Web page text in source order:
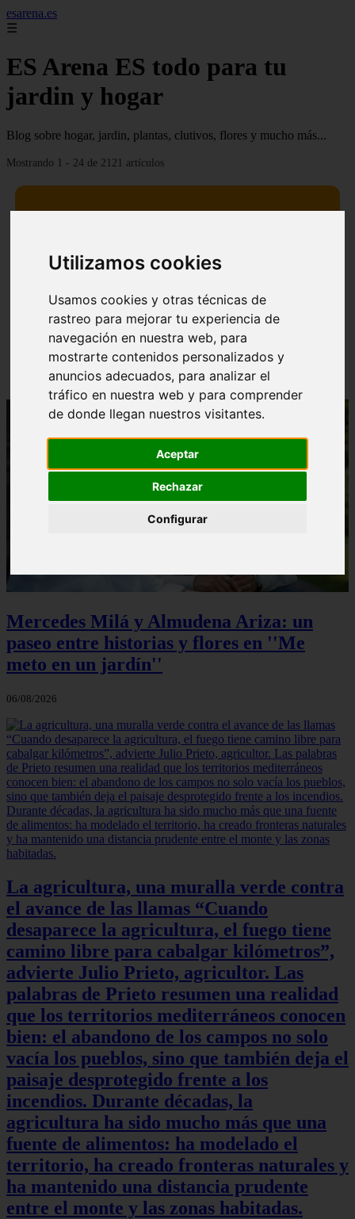
Utilizamos cookies
Usamos cookies y otras técnicas de
rastreo para mejorar tu experiencia de
navegación en nuestra web, para
mostrarte contenidos personalizados y
anuncios adecuados, para analizar el
tráfico en nuestra web y para comprender
de donde llegan nuestros visitantes.
Aceptar
Rechazar
Configurar
esarena.es
☰
ES Arena ES todo para tu
jardin y hogar
Blog sobre hogar, jardin, plantas, clutivos, flores y mucho más...
Mostrando 1 - 24 de 2121 artículos
defendible
Mercedes Milá y Almudena Ariza: un
paseo entre historias y flores en ''Me
meto en un jardín''
06/08/2026
La agricultura, una muralla verde contra
el avance de las llamas “Cuando
desaparece la agricultura, el fuego tiene
camino libre para cabalgar kilómetros”,
advierte Julio Prieto, agricultor. Las
palabras de Prieto resumen una realidad
que los territorios mediterráneos conocen
bien: el abandono de los campos no solo
vacía los pueblos, sino que también deja el
paisaje desprotegido frente a los
incendios. Durante décadas, la
agricultura ha sido mucho más que una
fuente de alimentos: ha modelado el
territorio, ha creado fronteras naturales y
ha mantenido una distancia prudente
entre el monte y las zonas habitadas.